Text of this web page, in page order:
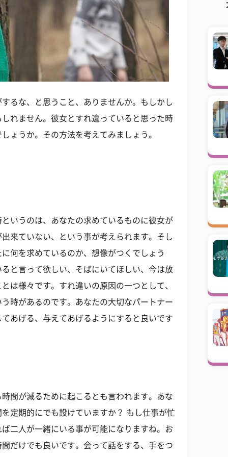
るな、と思うこと、ありませんか。もしかし
れません。彼女とすれ違っていると思った時
ょうか。その方法を考えてみましょう。
いうのは、あなたの求めているものに彼女が
来ていない、という事が考えられます。そし
何を求めているのか、想像がつくでしょう
と言って欲しい、そばにいてほしい、今は放
は様々です。すれ違いの原因の一つとして、
時があるのです。あなたの大切なパートナー
あげる、与えてあげるようにすると良いです
間が減るために起こるとも言われます。あな
定期的にでも設けていますか？ もし仕事が忙
二人が一緒にいる事が可能になりますね。お
だけでも良いです。会って話をする、手をつ